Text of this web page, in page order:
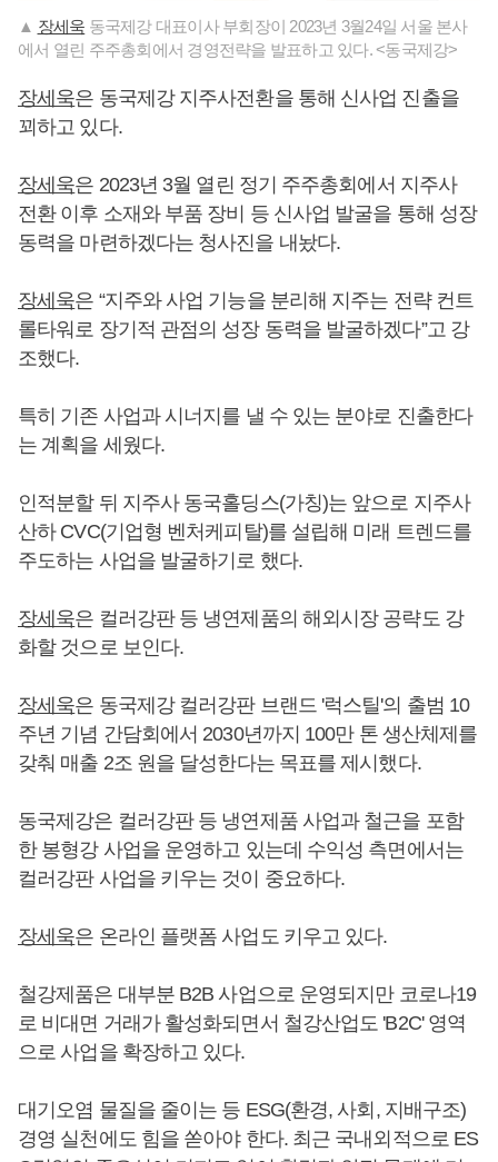
▲ 장세욱 동국제강 대표이사 부회장이 2023년 3월24일 서울 본사
에서 열린 주주총회에서 경영전략을 발표하고 있다. <동국제강>
장세욱은 동국제강 지주사전환을 통해 신사업 진출을
꾀하고 있다.
장세욱은 2023년 3월 열린 정기 주주총회에서 지주사
전환 이후 소재와 부품 장비 등 신사업 발굴을 통해 성장
동력을 마련하겠다는 청사진을 내놨다.
장세욱은 “지주와 사업 기능을 분리해 지주는 전략 컨트
롤타워로 장기적 관점의 성장 동력을 발굴하겠다”고 강
조했다.
특히 기존 사업과 시너지를 낼 수 있는 분야로 진출한다
는 계획을 세웠다.
인적분할 뒤 지주사 동국홀딩스(가칭)는 앞으로 지주사
산하 CVC(기업형 벤처케피탈)를 설립해 미래 트렌드를
주도하는 사업을 발굴하기로 했다.
장세욱은 컬러강판 등 냉연제품의 해외시장 공략도 강
화할 것으로 보인다.
장세욱은 동국제강 컬러강판 브랜드 '럭스틸'의 출범 10
주년 기념 간담회에서 2030년까지 100만 톤 생산체제를
갖춰 매출 2조 원을 달성한다는 목표를 제시했다.
동국제강은 컬러강판 등 냉연제품 사업과 철근을 포함
한 봉형강 사업을 운영하고 있는데 수익성 측면에서는
컬러강판 사업을 키우는 것이 중요하다.
장세욱은 온라인 플랫폼 사업도 키우고 있다.
철강제품은 대부분 B2B 사업으로 운영되지만 코로나19
로 비대면 거래가 활성화되면서 철강산업도 'B2C' 영역
으로 사업을 확장하고 있다.
대기오염 물질을 줄이는 등 ESG(환경, 사회, 지배구조)
경영 실천에도 힘을 쏟아야 한다. 최근 국내외적으로 ES